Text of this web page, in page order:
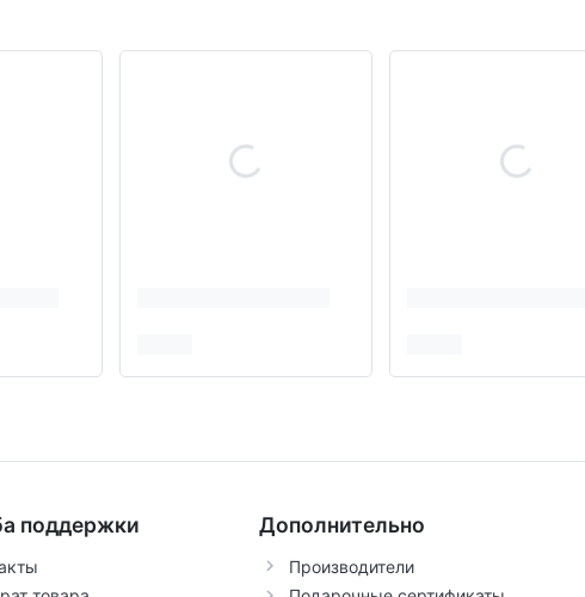
поддержки Дополнительно
Производители